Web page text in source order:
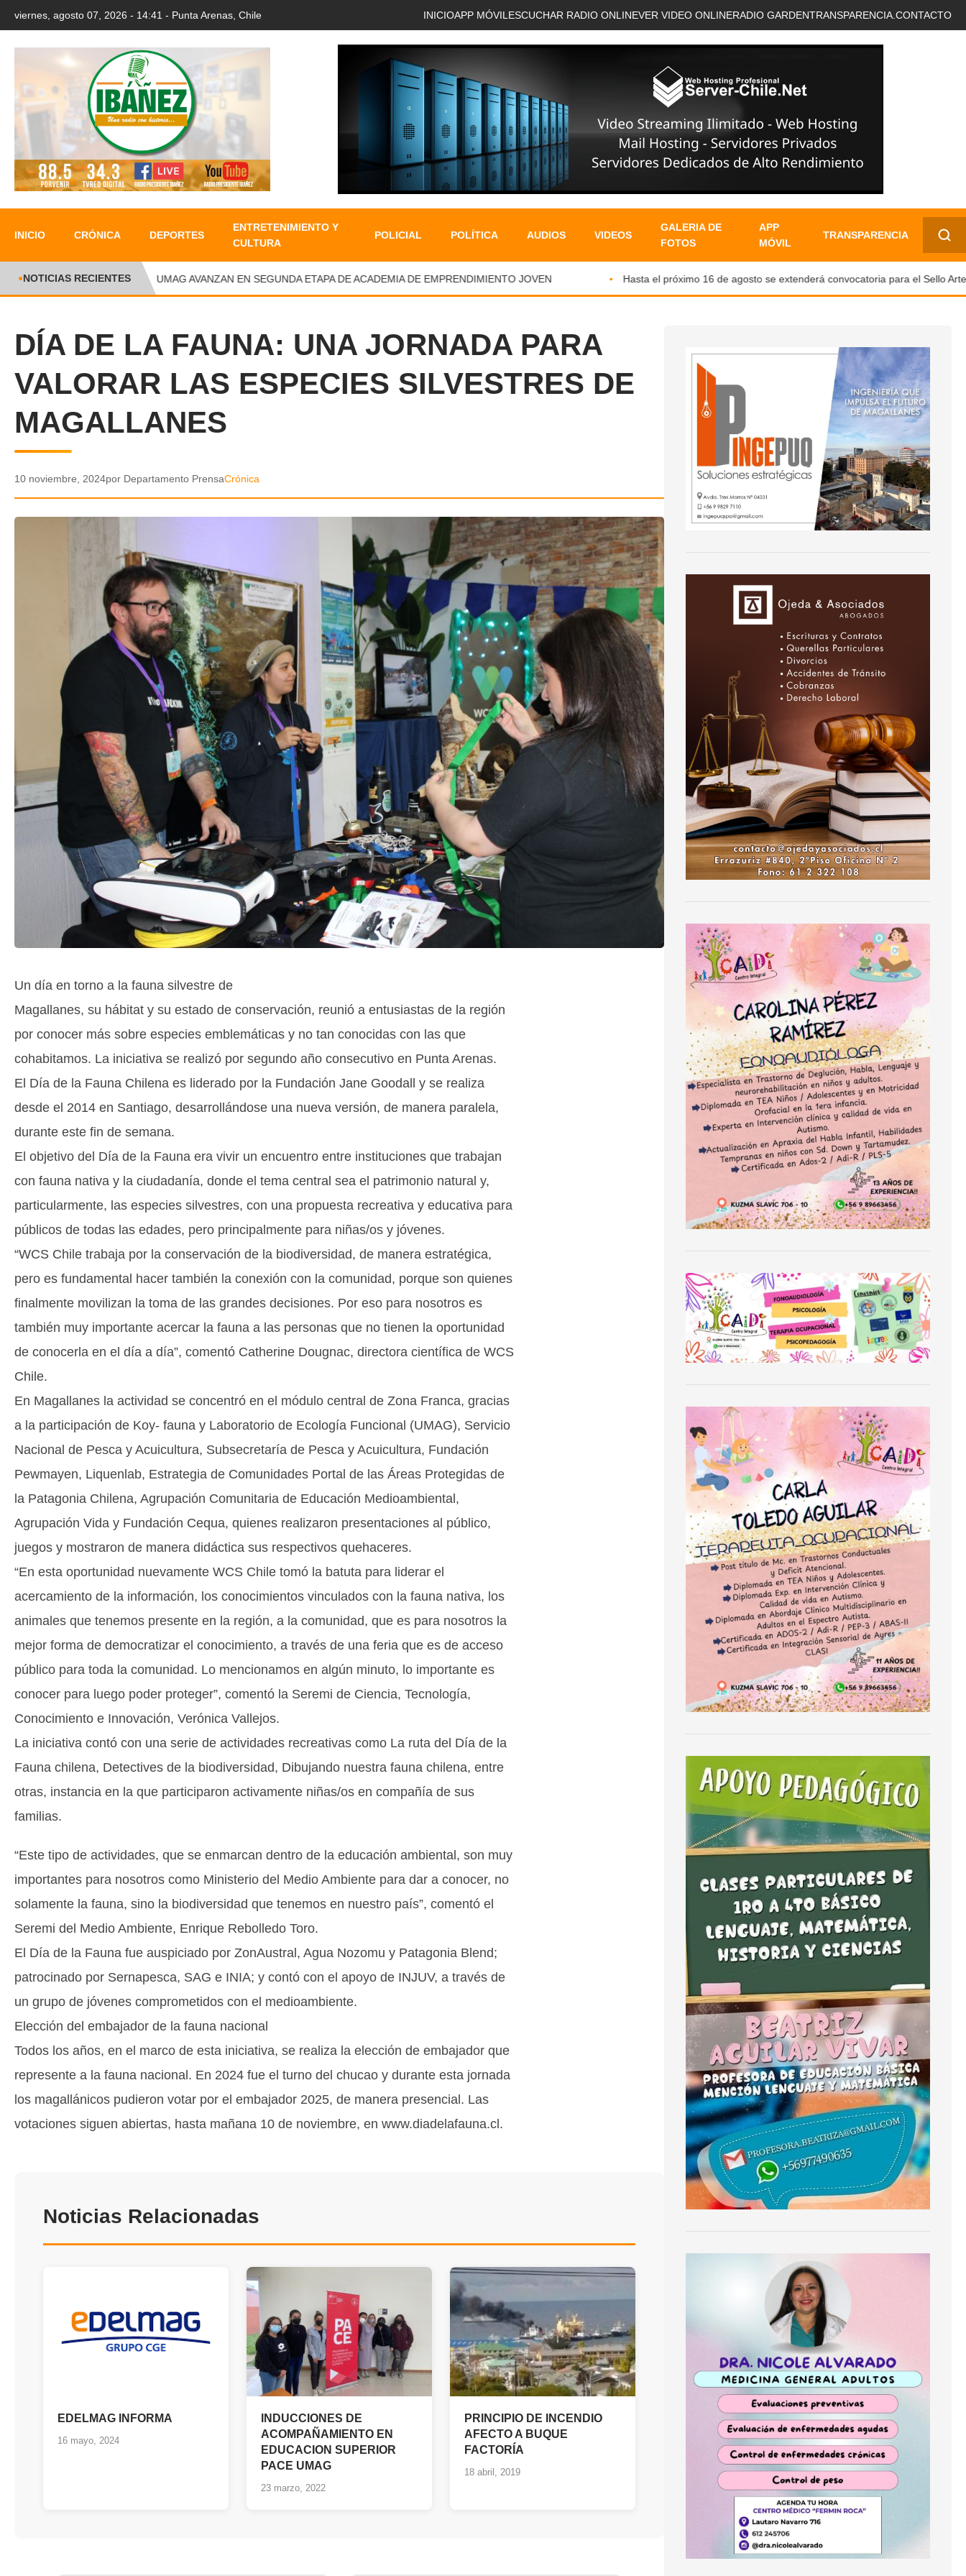
viernes, agosto 07, 2026 - 14:41 - Punta Arenas, Chile INICIOAPP MÓVIL ESCUCHAR RADIO ONLINEVER VIDEO ONLINERADIO GARDENTRANSPARENCIA. CONTACTO
INICIO CRÓNICA DEPORTES
ENTRETENIMIENTO Y
CULTURA
POLICIAL POLÍTICA AUDIOS VIDEOS
GALERIA DE
FOTOS
APP
MÓVIL
TRANSPARENCIA
✕
NOTICIAS RECIENTES
CORMAG Y PACE-UMAG AVANZAN EN SEGUNDA ETAPA DE ACADEMIA DE EMPRENDIMIENTO JOVEN Hasta el próximo 16 de agosto se extenderá convocatoria para el Sello
DÍA DE LA FAUNA: UNA JORNADA PARA
VALORAR LAS ESPECIES SILVESTRES DE
MAGALLANES
10 noviembre, 2024por Departamento PrensaCrónica
Un día en torno a la fauna silvestre de
Magallanes, su hábitat y su estado de conservación, reunió a entusiastas de la región
por conocer más sobre especies emblemáticas y no tan conocidas con las que
cohabitamos. La iniciativa se realizó por segundo año consecutivo en Punta Arenas.
El Día de la Fauna Chilena es liderado por la Fundación Jane Goodall y se realiza
desde el 2014 en Santiago, desarrollándose una nueva versión, de manera paralela,
durante este fin de semana.
El objetivo del Día de la Fauna era vivir un encuentro entre instituciones que trabajan
con fauna nativa y la ciudadanía, donde el tema central sea el patrimonio natural y,
particularmente, las especies silvestres, con una propuesta recreativa y educativa para
públicos de todas las edades, pero principalmente para niñas/os y jóvenes.
“WCS Chile trabaja por la conservación de la biodiversidad, de manera estratégica,
pero es fundamental hacer también la conexión con la comunidad, porque son quienes
finalmente movilizan la toma de las grandes decisiones. Por eso para nosotros es
también muy importante acercar la fauna a las personas que no tienen la oportunidad
de conocerla en el día a día”, comentó Catherine Dougnac, directora científica de WCS
Chile.
En Magallanes la actividad se concentró en el módulo central de Zona Franca, gracias
a la participación de Koy- fauna y Laboratorio de Ecología Funcional (UMAG), Servicio
Nacional de Pesca y Acuicultura, Subsecretaría de Pesca y Acuicultura, Fundación
Pewmayen, Liquenlab, Estrategia de Comunidades Portal de las Áreas Protegidas de
la Patagonia Chilena, Agrupación Comunitaria de Educación Medioambiental,
Agrupación Vida y Fundación Cequa, quienes realizaron presentaciones al público,
juegos y mostraron de manera didáctica sus respectivos quehaceres.
“En esta oportunidad nuevamente WCS Chile tomó la batuta para liderar el
acercamiento de la información, los conocimientos vinculados con la fauna nativa, los
animales que tenemos presente en la región, a la comunidad, que es para nosotros la
mejor forma de democratizar el conocimiento, a través de una feria que es de acceso
público para toda la comunidad. Lo mencionamos en algún minuto, lo importante es
conocer para luego poder proteger”, comentó la Seremi de Ciencia, Tecnología,
Conocimiento e Innovación, Verónica Vallejos.
La iniciativa contó con una serie de actividades recreativas como La ruta del Día de la
Fauna chilena, Detectives de la biodiversidad, Dibujando nuestra fauna chilena, entre
otras, instancia en la que participaron activamente niñas/os en compañía de sus
familias.
“Este tipo de actividades, que se enmarcan dentro de la educación ambiental, son muy
importantes para nosotros como Ministerio del Medio Ambiente para dar a conocer, no
solamente la fauna, sino la biodiversidad que tenemos en nuestro país”, comentó el
Seremi del Medio Ambiente, Enrique Rebolledo Toro.
El Día de la Fauna fue auspiciado por ZonAustral, Agua Nozomu y Patagonia Blend;
patrocinado por Sernapesca, SAG e INIA; y contó con el apoyo de INJUV, a través de
un grupo de jóvenes comprometidos con el medioambiente.
Elección del embajador de la fauna nacional
Todos los años, en el marco de esta iniciativa, se realiza la elección de embajador que
represente a la fauna nacional. En 2024 fue el turno del chucao y durante esta jornada
los magallánicos pudieron votar por el embajador 2025, de manera presencial. Las
votaciones siguen abiertas, hasta mañana 10 de noviembre, en www.diadelafauna.cl.
Noticias Relacionadas
EDELMAG INFORMA
16 mayo, 2024
INDUCCIONES DE
ACOMPAÑAMIENTO EN
EDUCACION SUPERIOR
PACE UMAG
23 marzo, 2022
PRINCIPIO DE INCENDIO
AFECTO A BUQUE
FACTORÍA
18 abril, 2019